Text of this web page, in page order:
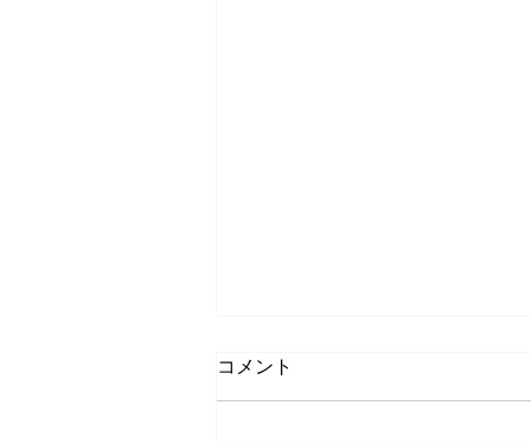
コメント